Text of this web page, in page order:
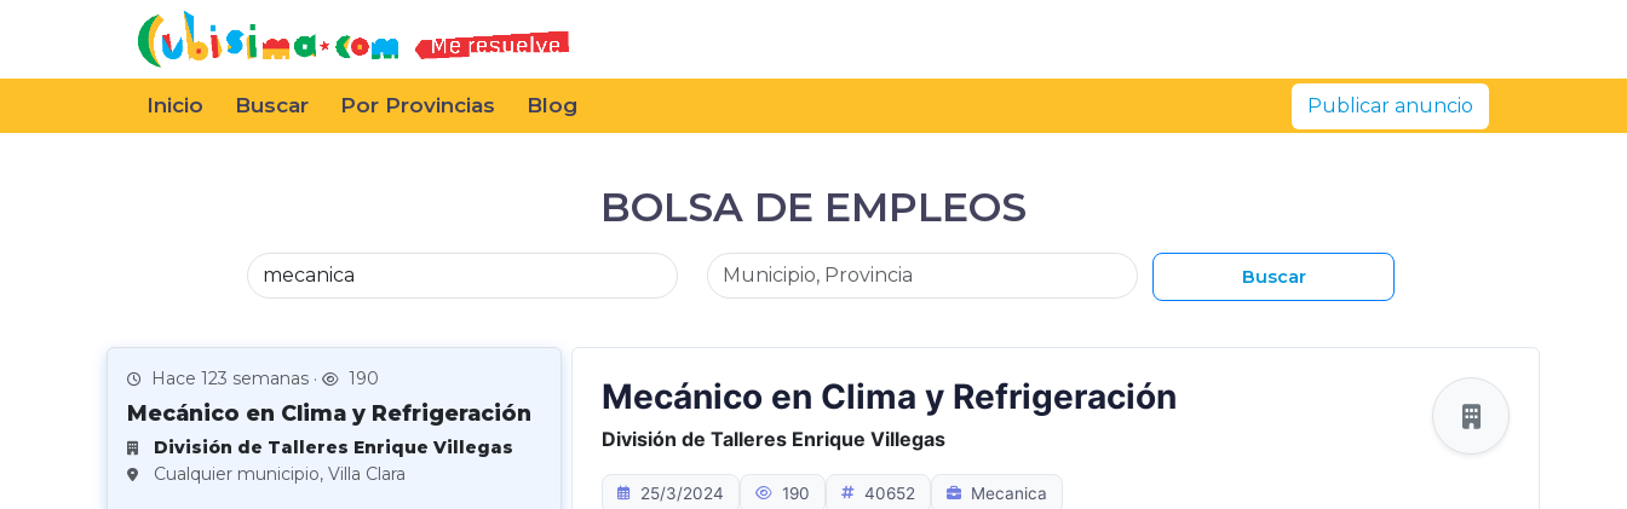
Inicio Buscar Por Provincias Blog Publicar anuncio
BOLSA DE EMPLEOS
Buscar
Hace 123 semanas · 190
Mecánico en Clima y Refrigeración
División de Talleres Enrique Villegas
Cualquier municipio, Villa Clara
Mecánico en Clima y Refrigeración
División de Talleres Enrique Villegas
25/3/2024 190 40652 Mecanica